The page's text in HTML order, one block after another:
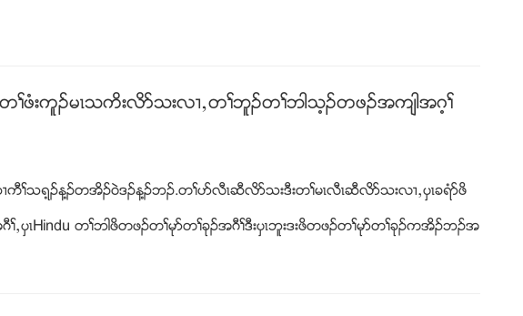
ဖံးကူဥမၚသကိးလိဏသးလ႕ယတႈဘူဥတႈဘါသ့ဥတဖဥအက်ါအဂ့ႈ
ကီႈသရ့ဥန႔ဥတအိဥ၀ဲဒဥန႔ဥဘဥ.တႈပဏလီၚဆီလိဏသးဒီးတႈမၚလီၚဆီလိဏသးလ႕ယပွၚခရံဏဖိ
ယပွၚHindu တႈဘါဖိတဖဥတႈမုဏတႈခုဥအဂီႈဒီးပွၚဘူးဒးဖိတဖဥတႈမုဏတႈခုဥကအိဥဘဥအ